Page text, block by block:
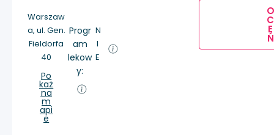
Warszaw
a, ul. Gen.
Fieldorfa
40
Po
każ
na
m
api
e
Progr
am
lekow
y:
N
I
E
O
C
E
Ń